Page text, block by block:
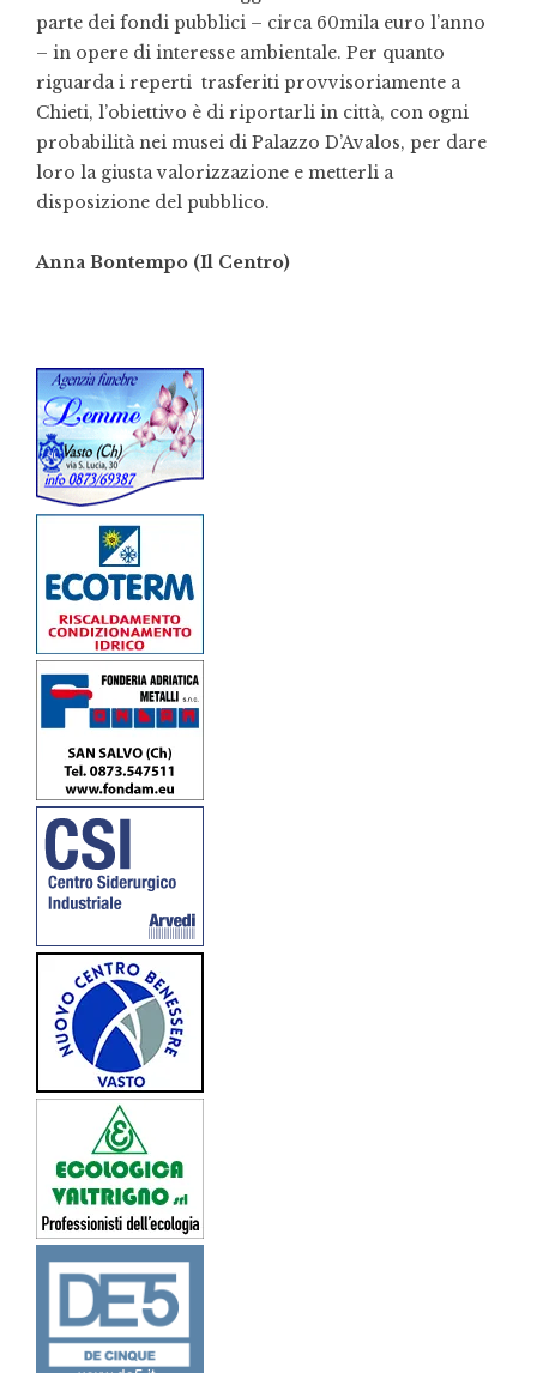
parte dei fondi pubblici – circa 60mila euro l’anno
– in opere di interesse ambientale. Per quanto
riguarda i reperti trasferiti provvisoriamente a
Chieti, l’obiettivo è di riportarli in città, con ogni
probabilità nei musei di Palazzo D’Avalos, per dare
loro la giusta valorizzazione e metterli a
disposizione del pubblico.
Anna Bontempo (Il Centro)